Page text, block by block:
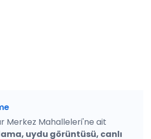
Merkez Mahalleleri'ne ait
uydu görüntüsü, canlı